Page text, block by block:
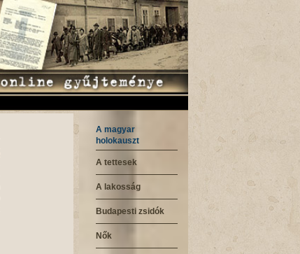
A magyar
holokauszt
A tettesek
A lakosság
Budapesti zsidók
Nők